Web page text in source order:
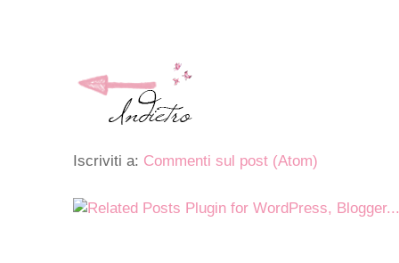
Iscriviti a: Commenti sul post (Atom)